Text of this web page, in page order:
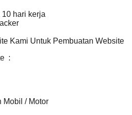
hari kerja
Kami Untuk Pembuatan Website
:
Mobil / Motor